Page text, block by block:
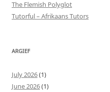
The Flemish Polyglot
Tutorful – Afrikaans Tutors
ARGIEF
July 2026(1)
June 2026(1)